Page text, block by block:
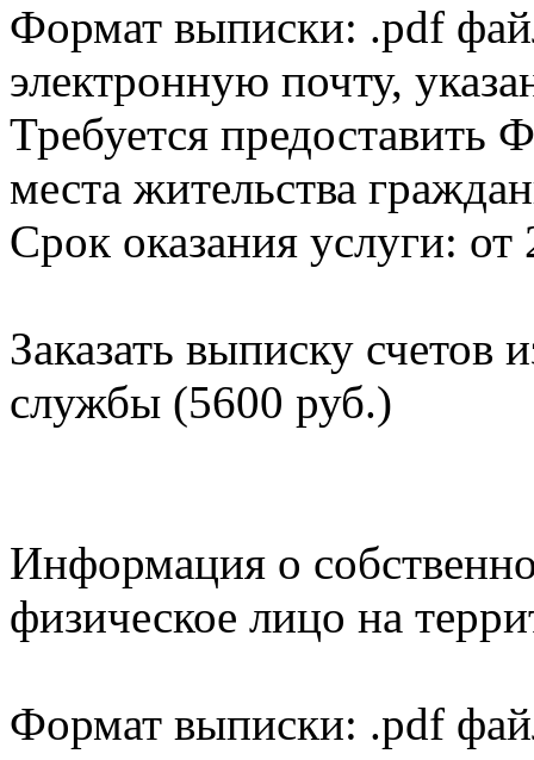
Формат выписки: .pdf
электронную почту,
Требуется
места жительства
Срок оказания услуги: от
Заказать выписку счетов
службы (5600 руб.)
Информация о
физическое лицо на
Формат выписки: .pdf